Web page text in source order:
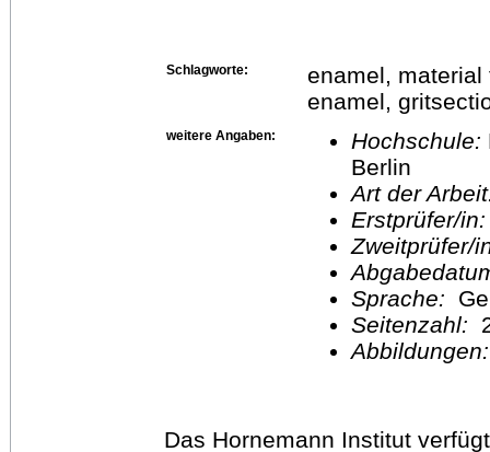
Schlagworte:
enamel,
enamel,
weitere Angaben: Hochschule:
Berlin
Art der
Erstprüfer/
Sprache:
Seitenzahl:
Das Hornemann Institut